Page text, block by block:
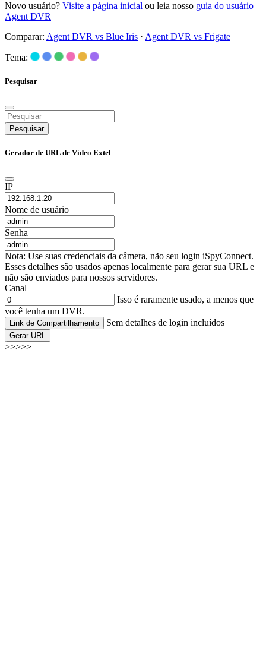
Novo usuário? Visite a página inicial ou leia nosso guia do usuário
Agent DVR
Comparar: Agent DVR vs Blue Iris · Agent DVR vs Frigate
Tema:
Pesquisar
Pesquisar
Gerador de URL de Vídeo Extel
IP
Nome de usuário
Senha
Nota: Use suas credenciais da câmera, não seu login iSpyConnect.
Esses detalhes são usados apenas localmente para gerar sua URL e
não são enviados para nossos servidores.
Canal
Isso é raramente usado, a menos que
você tenha um DVR.
Link de Compartilhamento Sem detalhes de login incluídos
Gerar URL
>>>>>